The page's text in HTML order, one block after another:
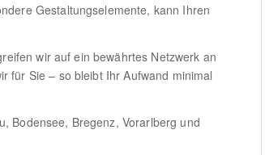
Gestaltungselemente, kann Ihren
wir auf ein bewährtes Netzwerk an
für Sie – so bleibt Ihr Aufwand minimal
Bodensee, Bregenz, Vorarlberg und